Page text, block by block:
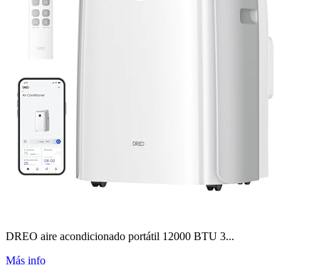
DREO aire acondicionado portátil 12000 BTU 3...
Más info